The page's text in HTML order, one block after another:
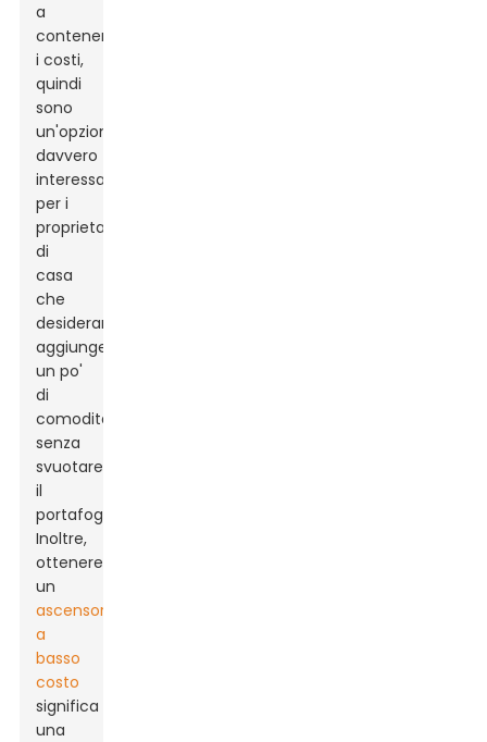
a
contenere
i costi,
quindi
sono
un'opzione
davvero
interessante
per i
proprietari
di
casa
che
desiderano
aggiungere
un po'
di
comodità
senza
svuotare
il
portafoglio.
Inoltre,
ottenere
un
ascensore
a
basso
costo
significa
una